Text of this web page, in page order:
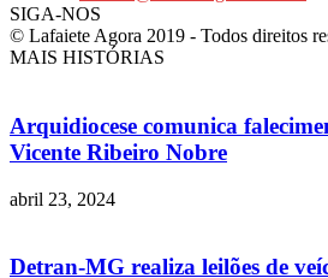
SIGA-NOS
© Lafaiete Agora 2019 - Todos direitos
MAIS HISTÓRIAS
Arquidiocese comunica
Vicente Ribeiro Nobre
abril 23, 2024
Detran-MG realiza leilões de